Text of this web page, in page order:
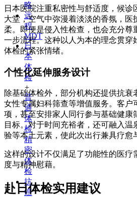
略
远
程
MDT
日
本
体
检
+
普
通
体
检
精
密
体
检
抗
癌
日本医院注重私密性与舒适度，候诊
大堂，空气中弥漫着淡淡的香氛，医
柔。即便是侵入性检查，也会充分尊
一步流程。这种以人为本的理念贯穿
体检的紧张情绪。
个性化延伸服务设计
除基础体检外，部分机构还提供抗衰
女性专属妇科筛查等增值服务。客户
项，甚至安排家人同行参与基础健康
目标。对于时间充裕者，还可融入温
验等本土元素，使此次出行兼具疗愈
这样的设计不仅满足了功能性的医疗
度与精神慰藉。
赴日体检实用建议